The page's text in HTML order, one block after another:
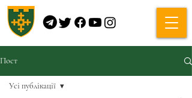
Пост
Усі публікації